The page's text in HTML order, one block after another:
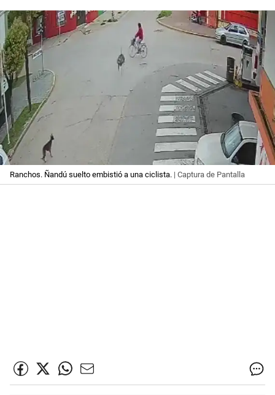
Ranchos. Ñandú suelto embistió a una ciclista. | Captura de Pantalla